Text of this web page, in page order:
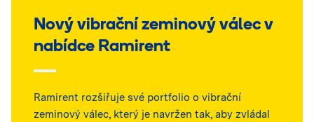
Nový vibrační zeminový válec v
nabídce Ramirent
Ramirent rozšiřuje své portfolio o vibrační
zeminový válec, který je navržen tak, aby zvládal